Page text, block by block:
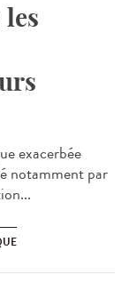
exacerbée
notamment par